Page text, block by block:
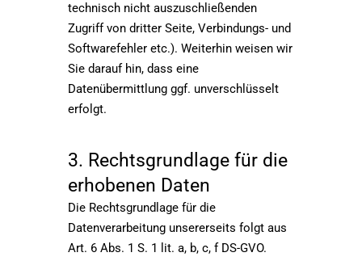
technisch nicht auszuschließenden
Zugriff von dritter Seite, Verbindungs- und
Softwarefehler etc.). Weiterhin weisen wir
Sie darauf hin, dass eine
Datenübermittlung ggf. unverschlüsselt
erfolgt.
3. Rechtsgrundlage für die
erhobenen Daten
Die Rechtsgrundlage für die
Datenverarbeitung unsererseits folgt aus
Art. 6 Abs. 1 S. 1 lit. a, b, c, f DS-GVO.